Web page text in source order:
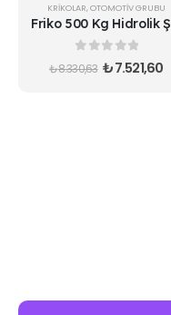
KRIKOLAR OTOMOTIV GRUBU
out of 5
₺8.330,63 ₺7.521,60